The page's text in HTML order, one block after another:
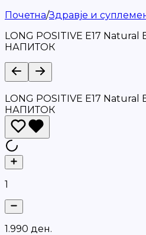
Почетна/Здравје и
LONG POSITIVE E17
НАПИТОК
LONG POSITIVE E17
НАПИТОК
1
1.990 ден.